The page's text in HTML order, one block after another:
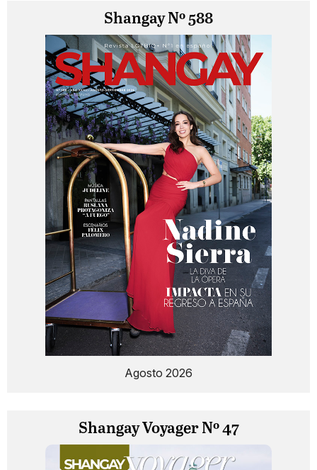
Shangay Nº 588
Agosto 2026
Shangay Voyager Nº 47